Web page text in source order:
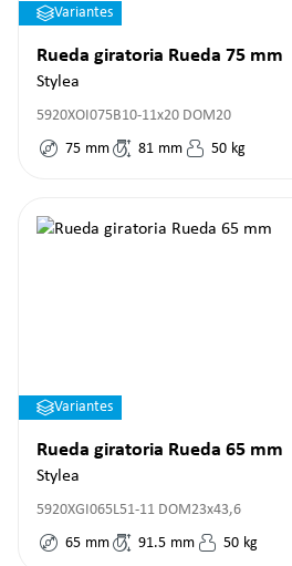
Variantes
Rueda giratoria Rueda 75 mm
Stylea
5920XOI075B10-11x20 DOM20
75 mm 81 mm 50 kg
Variantes
Rueda giratoria Rueda 65 mm
Stylea
5920XGI065L51-11 DOM23x43,6
65 mm 91.5 mm 50 kg